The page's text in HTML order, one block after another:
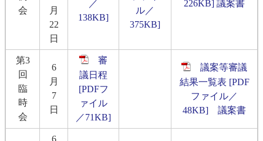
会
月
22
日
／
138KB]
ル／
375KB]
226KB] 議案書
第3
回
臨
時
会
6
月
7
日
審
議日程
[PDFフ
ァイル
／71KB]
議案等審議
結果一覧表 [PDF
ファイル／
48KB]
議案書
6